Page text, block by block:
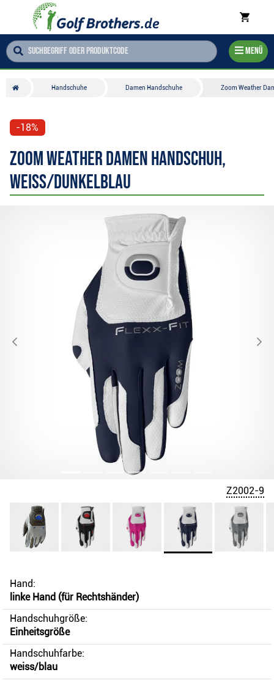
Menü
Handschuhe Damen Handschuhe Zoom Weather
-18%
Zoom Weather Damen Handschuh,
weiss/dunkelblau
Z2002-9
Hand:
linke Hand (für Rechtshänder)
Handschuhgröße:
Einheitsgröße
Handschuhfarbe:
weiss/blau